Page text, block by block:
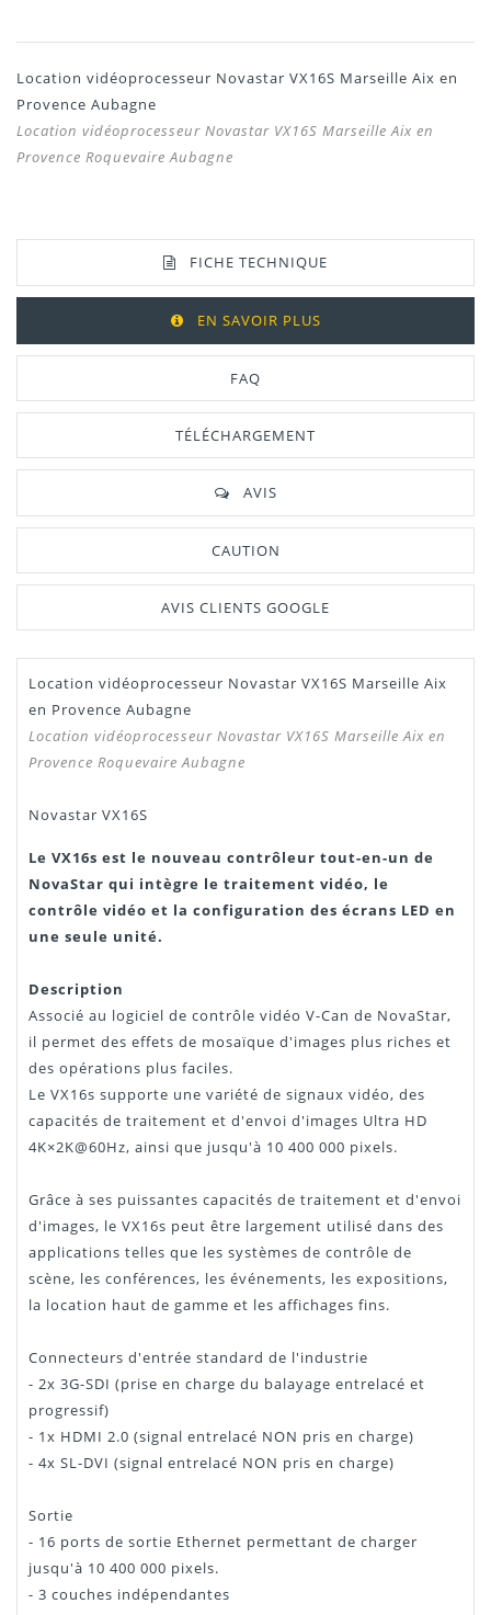
Location vidéoprocesseur Novastar VX16S Marseille Aix en
Provence Aubagne
Location vidéoprocesseur Novastar VX16S Marseille Aix en
Provence Roquevaire Aubagne
FICHE TECHNIQUE
EN SAVOIR PLUS
FAQ
TÉLÉCHARGEMENT
AVIS
CAUTION
AVIS CLIENTS GOOGLE
Manuel /
Notice
Télécharger Dans L'onglet
"Téléchargement"
Location vidéoprocesseur Novastar VX16S Marseille Aix
en Provence Aubagne
Location vidéoprocesseur Novastar VX16S Marseille Aix en
Provence Roquevaire Aubagne
Novastar VX16S
Le VX16s est le nouveau contrôleur tout-en-un de
NovaStar qui intègre le traitement vidéo, le
contrôle vidéo et la configuration des écrans LED en
une seule unité.
Description
Associé au logiciel de contrôle vidéo V-Can de NovaStar,
il permet des effets de mosaïque d'images plus riches et
des opérations plus faciles.
Le VX16s supporte une variété de signaux vidéo, des
capacités de traitement et d'envoi d'images Ultra HD
4K×2K@60Hz, ainsi que jusqu'à 10 400 000 pixels.
Grâce à ses puissantes capacités de traitement et d'envoi
d'images, le VX16s peut être largement utilisé dans des
applications telles que les systèmes de contrôle de
scène, les conférences, les événements, les expositions,
la location haut de gamme et les affichages fins.
Connecteurs d'entrée standard de l'industrie
- 2x 3G-SDI (prise en charge du balayage entrelacé et
progressif)
- 1x HDMI 2.0 (signal entrelacé NON pris en charge)
- 4x SL-DVI (signal entrelacé NON pris en charge)
Sortie
- 16 ports de sortie Ethernet permettant de charger
jusqu'à 10 400 000 pixels.
- 3 couches indépendantes